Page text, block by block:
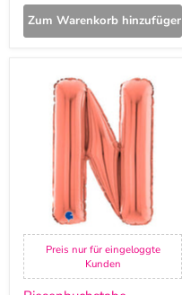
Zum Warenkorb hinzufügen
Riesenbuchstabe
Folienballon
26"/66cm
Rosegold
Preis nur für eingeloggte
Kunden